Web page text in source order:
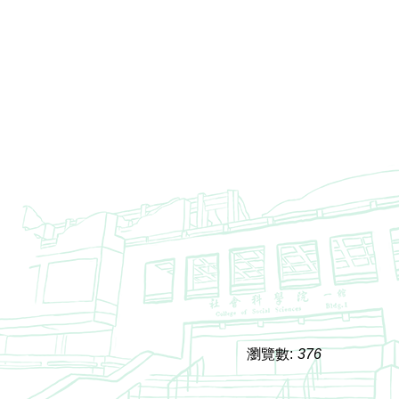
瀏覽數: 376